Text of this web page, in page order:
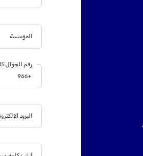
المؤسسة
رقم الجوال
البريد